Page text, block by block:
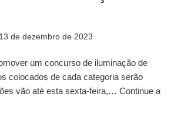
13 de dezembro de 2023
um concurso de iluminação de
colocados de cada categoria serão
vão até esta sexta-feira,… Continue a